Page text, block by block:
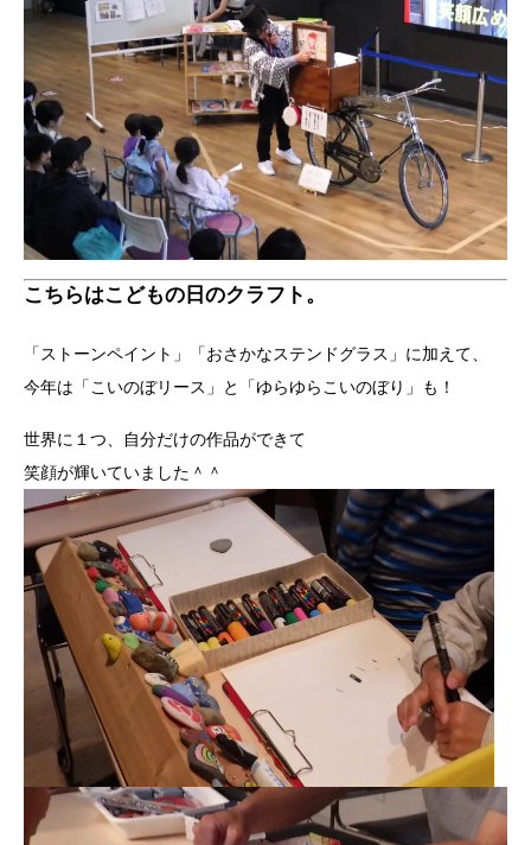
こちらはこどもの日のクラフト。
「ストーンペイント」「おさかなステンドグラス」に加えて、
今年は「こいのぼリース」と「ゆらゆらこいのぼり」も！
世界に１つ、自分だけの作品ができて
笑顔が輝いていました＾＾